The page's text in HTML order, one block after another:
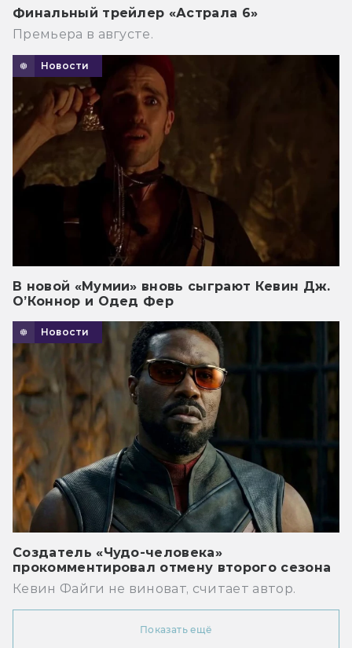
Финальный трейлер «Астрала 6»
Премьера в августе.
Новости
В новой «Мумии» вновь сыграют Кевин Дж.
О’Коннор и Одед Фер
Новости
Создатель «Чудо-человека»
прокомментировал отмену второго сезона
Кевин Файги не виноват, считает автор.
Показать ещё